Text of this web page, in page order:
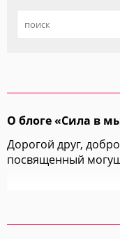
О блоге «Сила в
Дорогой друг,
посвященный
множество техник